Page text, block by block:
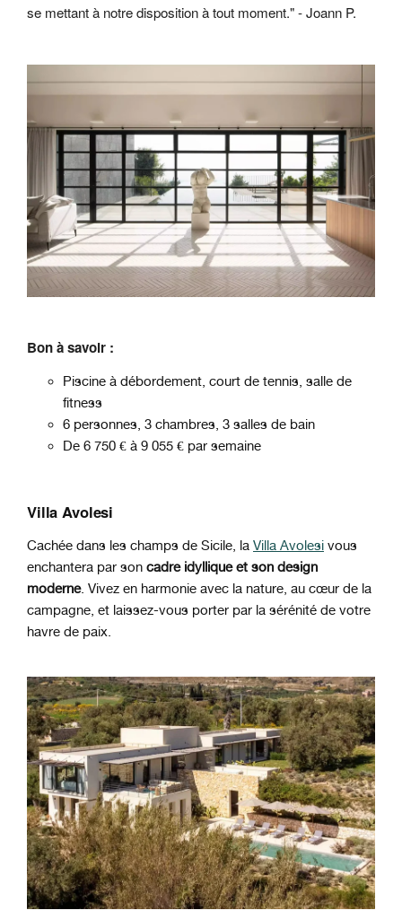
se mettant à notre disposition à tout moment." - Joann P.
Bon à savoir :
Piscine à débordement, court de tennis, salle de
fitness
6 personnes, 3 chambres, 3 salles de bain
De 6 750 € à 9 055 € par semaine
Villa Avolesi
Cachée dans les champs de Sicile, la Villa Avolesi vous
enchantera par son cadre idyllique et son design
moderne. Vivez en harmonie avec la nature, au cœur de la
campagne, et laissez-vous porter par la sérénité de votre
havre de paix.